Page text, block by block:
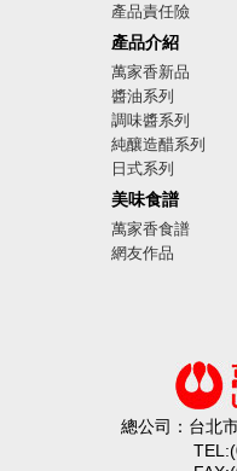
產品責任險
廣告影音
產品介紹
萬家香新品
醬油系列
調味醬系列
純釀造醋系列
日式系列
美味食譜
萬家香食譜
網友作品
總公司：台北